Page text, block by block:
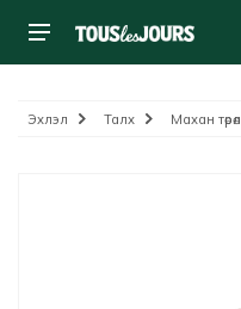
Эхлэл Талх Махан төрөл